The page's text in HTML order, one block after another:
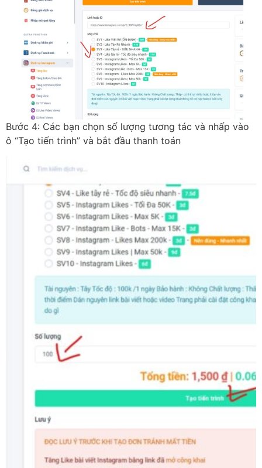
Bước 4: Các bạn chọn số lượng tương tác và nhấp vào
ô “Tạo tiến trình” và bắt đầu thanh toán